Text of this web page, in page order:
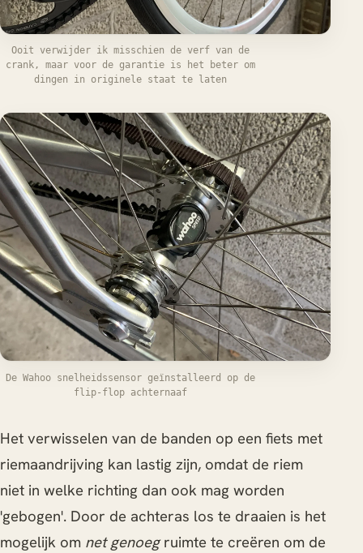
Ooit verwijder ik misschien de verf van de
crank, maar voor de garantie is het beter om
dingen in originele staat te laten
De Wahoo snelheidssensor geïnstalleerd op de
flip-flop achternaaf
Het verwisselen van de banden op een fiets met
riemaandrijving kan lastig zijn, omdat de riem
niet in welke richting dan ook mag worden
'gebogen'. Door de achteras los te draaien is het
mogelijk om net genoegruimte te creëren om de